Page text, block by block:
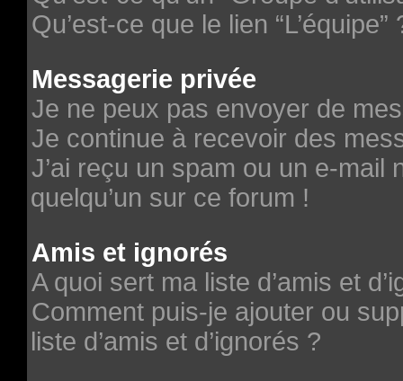
Qu’est-ce que le lien “L’équipe”
Messagerie privée
Je ne peux pas envoyer de
Je continue à recevoir des
J’ai reçu un spam ou un e-mail
quelqu’un sur ce forum !
Amis et ignorés
A quoi sert ma liste d’amis et
Comment puis-je ajouter ou
liste d’amis et d’ignorés ?